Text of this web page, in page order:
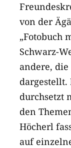
von der
„Fotobuch
Schwarz-
andere,
durchsetzt
den
Höcherl
auf